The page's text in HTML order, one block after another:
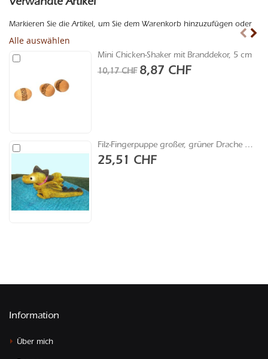
Verwandte Artikel
Markieren Sie die Artikel, um Sie dem Warenkorb hinzuzufügen oder
Alle auswählen
Mini Chicken-Shaker mit Branddekor, 5 cm
10,17 CHF Sonderangebot
8,87 CHF
Warenkorb
Filz-Fingerpuppe großer, grüner Drache mit Flügeln
25,51 CHF
Warenkorb
Information
Über mich